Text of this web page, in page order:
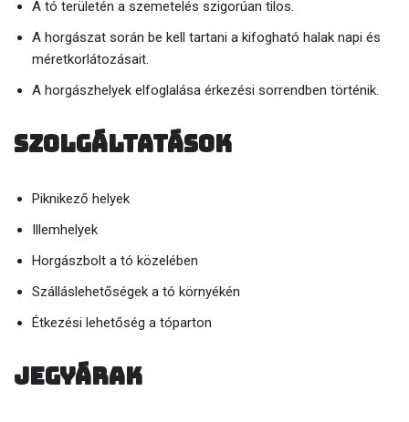
A tó területén a szemetelés szigorúan tilos.
A horgászat során be kell tartani a kifogható halak napi és
méretkorlátozásait.
A horgászhelyek elfoglalása érkezési sorrendben történik.
Szolgáltatások
Piknikező helyek
Illemhelyek
Horgászbolt a tó közelében
Szálláslehetőségek a tó környékén
Étkezési lehetőség a tóparton
Jegyárak